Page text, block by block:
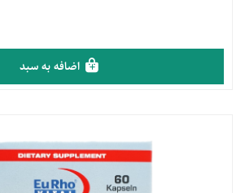
اضافه به سبد